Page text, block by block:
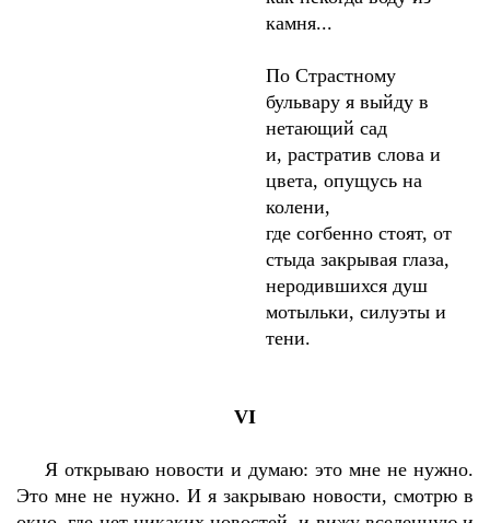
камня...
По Страстному
бульвару я выйду в
нетающий сад
и, растратив слова и
цвета, опущусь на
колени,
где согбенно стоят, от
стыда закрывая глаза,
неродившихся душ
мотыльки, силуэты и
тени.
VI
Я открываю новости и думаю: это мне не нужно.
Это мне не нужно. И я закрываю новости, смотрю в